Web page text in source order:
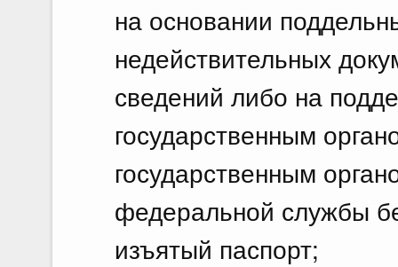
на основании
недействительных
сведений либо на
государственным
государственным
федеральной службы
изъятый паспорт;